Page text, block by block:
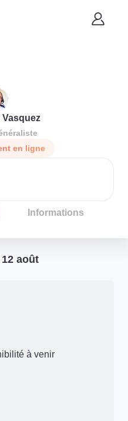
Vasquez
en ligne
Informations
août
à venir